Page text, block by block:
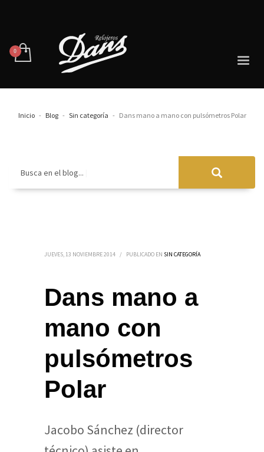
Inicio Blog Sin categoría Dans mano a mano con pulsómetros Polar
Busca en el blog...
JUEVES, 13 NOVIEMBRE 2014 / PUBLICADO EN SIN CATEGORÍA
Dans mano a
mano con
pulsómetros
Polar
Jacobo Sánchez (director